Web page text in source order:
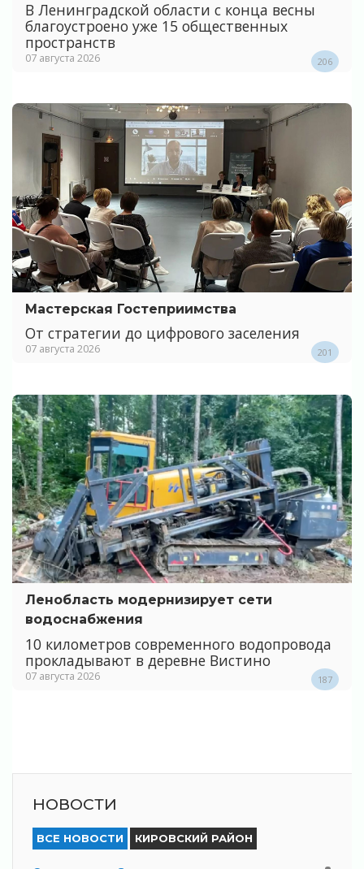
В Ленинградской области с конца весны
благоустроено уже 15 общественных
пространств
07 августа 2026 206
Мастерская Гостеприимства
От стратегии до цифрового заселения
07 августа 2026 201
Ленобласть модернизирует сети
водоснабжения
10 километров современного водопровода
прокладывают в деревне Вистино
07 августа 2026 187
НОВОСТИ
ВСЕ НОВОСТИ КИРОВСКИЙ РАЙОН